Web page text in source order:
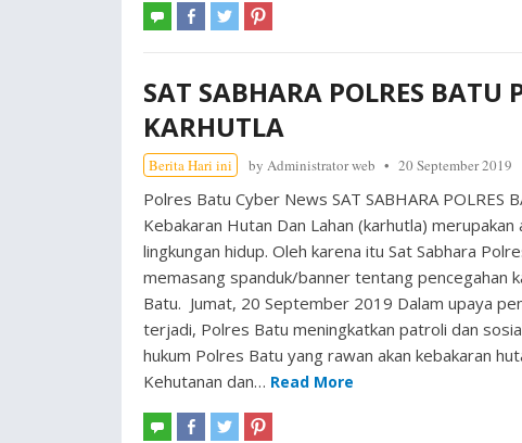
SAT SABHARA POLRES
KARHUTLA
Berita Hari ini by Administrator web 20 September 2019
Polres Batu Cyber News SAT SABHARA POLRES
Kebakaran Hutan Dan Lahan (karhutla)
lingkungan hidup. Oleh karena itu Sat Sabhara
memasang spanduk/banner tentang pencegahan
Batu. Jumat, 20 September 2019 Dalam upaya
terjadi, Polres Batu meningkatkan patroli dan
hukum Polres Batu yang rawan akan kebakaran
Kehutanan dan… Read More